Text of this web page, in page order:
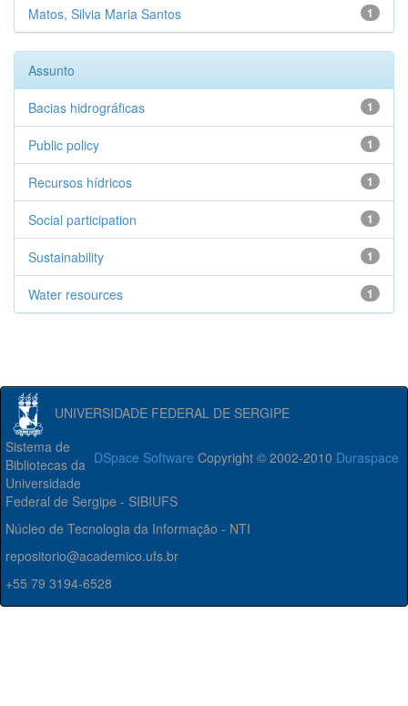
1
Matos, Silvia Maria Santos
Assunto
1
Bacias hidrográficas
1
Public policy
1
Recursos hídricos
1
Social participation
1
Sustainability
1
Water resources
UNIVERSIDADE FEDERAL DE SERGIPE
DSpace Software Copyright © 2002-2010 Duraspace
Sistema de
Bibliotecas da
Universidade
Federal de Sergipe - SIBIUFS
Núcleo de Tecnologia da Informação - NTI
repositorio@academico.ufs.br
+55 79 3194-6528